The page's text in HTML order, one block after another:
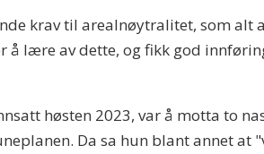
krav til arealnøytralitet, som alt
lære av dette, og fikk god
høsten 2023, var å motta to
Da sa hun blant annet at